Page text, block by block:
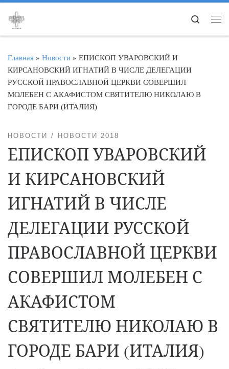
Перейти к содержимому
Search
Главная » Новости » ЕПИСКОП УВАРОВСКИЙ И
КИРСАНОВСКИЙ ИГНАТИЙ В ЧИСЛЕ ДЕЛЕГАЦИИ
РУССКОЙ ПРАВОСЛАВНОЙ ЦЕРКВИ СОВЕРШИЛ
МОЛЕБЕН С АКАФИСТОМ СВЯТИТЕЛЮ НИКОЛАЮ В
ГОРОДЕ БАРИ (ИТАЛИЯ)
НОВОСТИ НОВОСТИ 2018
ЕПИСКОП УВАРОВСКИЙ
И КИРСАНОВСКИЙ
ИГНАТИЙ В ЧИСЛЕ
ДЕЛЕГАЦИИ РУССКОЙ
ПРАВОСЛАВНОЙ ЦЕРКВИ
СОВЕРШИЛ МОЛЕБЕН С
АКАФИСТОМ
СВЯТИТЕЛЮ НИКОЛАЮ В
ГОРОДЕ БАРИ (ИТАЛИЯ)